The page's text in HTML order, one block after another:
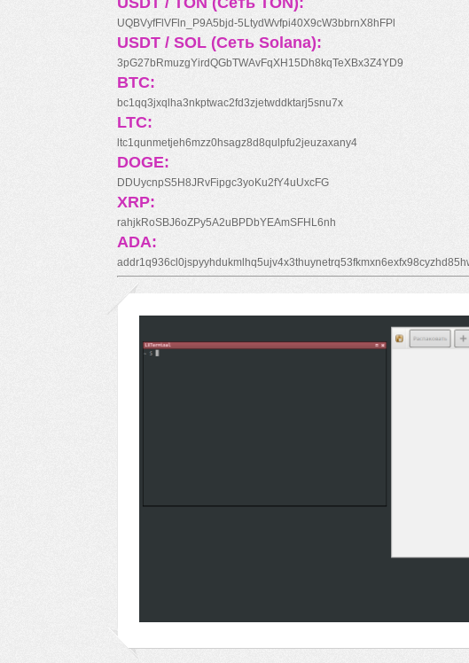
UQBVyfFlVFln_P9A5bjd-5LtydWvfpi40X9cW3bbrnX8hFPl
USDT / SOL (Сеть Solana):
3pG27bRmuzgYirdQGbTWAvFqXH15Dh8kqTeXBx3Z4YD9
BTC:
bc1qq3jxqlha3nkptwac2fd3zjetwddktarj5snu7x
LTC:
ltc1qunmetjeh6mzz0hsagz8d8qulpfu2jeuzaxany4
DOGE:
DDUycnpS5H8JRvFipgc3yoKu2fY4uUxcFG
XRP:
rahjkRoSBJ6oZPy5A2uBPDbYEAmSFHL6nh
ADA: